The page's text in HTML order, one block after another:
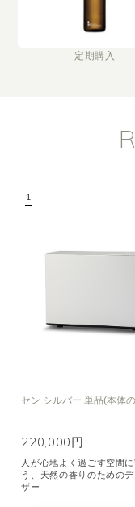
定期購入
セン シルバー 単品(本体
220,000円
人が心地よく過ごす空間
う、天然の香りのための
ザー